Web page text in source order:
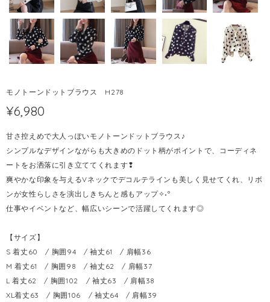
モノトーンドットブラウス H278
¥6,980
甘さ控えめで大人っぽいモノトーンドットブラウス♪
シンプルなデザインながらも大きめのドット柄がポイントで、コーディネ
ートをお洒落に引き立ててくれます❢
爽やかな印象を与えるVネックでデコルテラインも美しく見せてくれ、リボ
ンが女性らしさを演出しきちんと感もアップ✧˖°
仕事やイベントなど、幅広いシーンで活躍してくれます◎
【サイズ】
S 着丈60 / 胸囲94 / 袖丈61 / 肩幅36
M 着丈61 / 胸囲98 / 袖丈62 / 肩幅37
L 着丈62 / 胸囲102 / 袖丈63 / 肩幅38
XL着丈63 / 胸囲106 / 袖丈64 / 肩幅39